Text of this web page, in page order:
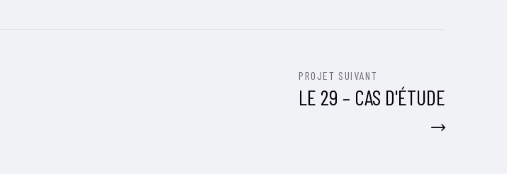
PROJET SUIVANT
LE 29 – CAS D'ÉTUDE